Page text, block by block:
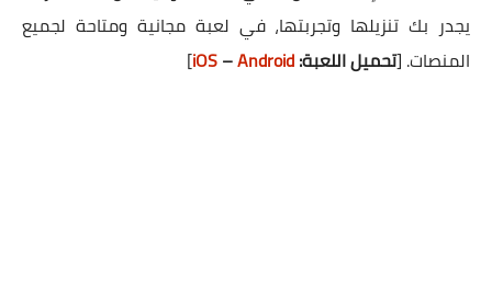
يجدر بك تنزيلها وتجربتها، في لعبة مجانية ومتاحة لجميع
المنصات. [تحميل اللعبة: iOS–Android
]